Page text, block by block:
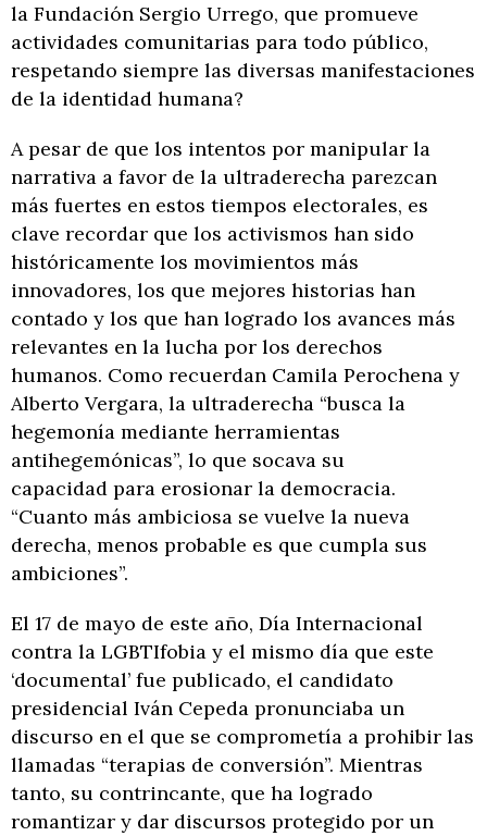
la Fundación Sergio Urrego, que promueve
actividades comunitarias para todo público,
respetando siempre las diversas manifestaciones
de la identidad humana?
A pesar de que los intentos por manipular la
narrativa a favor de la ultraderecha parezcan
más fuertes en estos tiempos electorales, es
clave recordar que los activismos han sido
históricamente los movimientos más
innovadores, los que mejores historias han
contado y los que han logrado los avances más
relevantes en la lucha por los derechos
humanos. Como recuerdan Camila Perochena y
Alberto Vergara, la ultraderecha “busca la
hegemonía mediante herramientas
antihegemónicas”, lo que socava su
capacidad para erosionar la democracia.
“Cuanto más ambiciosa se vuelve la nueva
derecha, menos probable es que cumpla sus
ambiciones”.
El 17 de mayo de este año, Día Internacional
contra la LGBTIfobia y el mismo día que este
‘documental’ fue publicado, el candidato
presidencial Iván Cepeda pronunciaba un
discurso en el que se comprometía a prohibir las
llamadas “terapias de conversión”. Mientras
tanto, su contrincante, que ha logrado
romantizar y dar discursos protegido por un